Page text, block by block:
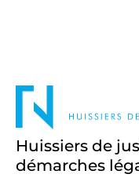
Huissiers de
démarches